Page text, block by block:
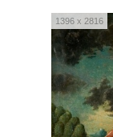
1396 x 2816